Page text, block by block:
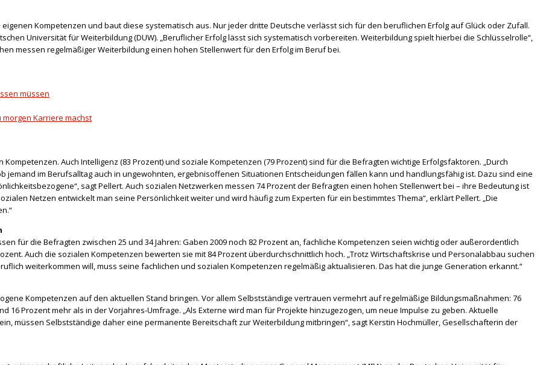
Kompetenzen und baut diese systematisch aus. Nur jeder dritte Deutsche verlässt sich für den beruflichen Erfolg auf Glück oder Zufall.
Universität für Weiterbildung (DUW). „Beruflicher Erfolg lässt sich systematisch vorbereiten. Weiterbildung spielt hierbei die Schlüsselrolle“,
messen regelmäßiger Weiterbildung einen hohen Stellenwert für den Erfolg im Beruf bei.
müssen
morgen Karriere machst
Auch Intelligenz (83 Prozent) und soziale Kompetenzen (79 Prozent) sind für die Befragten wichtige Erfolgsfaktoren. „Durch
im Berufsalltag auch in ungewohnten, ergebnisoffenen Situationen Entscheidungen fällen kann und handlungsfähig ist. Dazu sind eine
sagt Pellert. Auch sozialen Netzwerken messen 74 Prozent der Befragten einen hohen Stellenwert bei – ihre Bedeutung ist
Netzen entwickelt man seine Persönlichkeit weiter und wird häufig zum Experten für ein bestimmtes Thema“, erklärt Pellert. „Die
für die Befragten zwischen 25 und 34 Jahren: Gaben 2009 noch 82 Prozent an, fachliche Kompetenzen seien wichtig oder außerordentlich
Auch die sozialen Kompetenzen bewerten sie mit 84 Prozent überdurchschnittlich hoch. „Trotz Wirtschaftskrise und Personalabbau suchen
weiterkommen will, muss seine fachlichen und sozialen Kompetenzen regelmäßig aktualisieren. Das hat die junge Generation erkannt.“
Kompetenzen auf den aktuellen Stand bringen. Vor allem Selbstständige vertrauen vermehrt auf regelmäßige Bildungsmaßnahmen: 76
16 Prozent mehr als in der Vorjahres-Umfrage. „Als Externe wird man für Projekte hinzugezogen, um neue Impulse zu geben. Aktuelle
müssen Selbstständige daher eine permanente Bereitschaft zur Weiterbildung mitbringen“, sagt Kerstin Hochmüller, Gesellschafterin der